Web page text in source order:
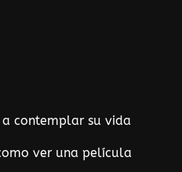
a contemplar su vida
ver una película